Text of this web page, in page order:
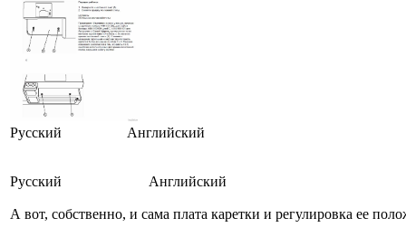
Русский Английский
Русский Английский
А вот, собственно, и сама плата каретки и регулировка ее